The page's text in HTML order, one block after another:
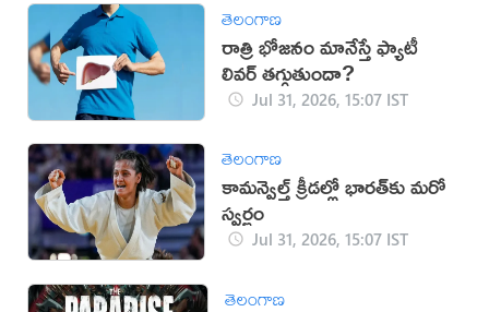
తెలంగాణ
రాత్రి భోజనం మానేస్తే ఫ్యాటీ
లివర్ తగ్గుతుందా?
Jul 31, 2026, 15:07 IST
తెలంగాణ
కామన్వెల్త్ క్రీడల్లో భారత్‌కు మరో
స్వర్ణం
Jul 31, 2026, 15:07 IST
తెలంగాణ